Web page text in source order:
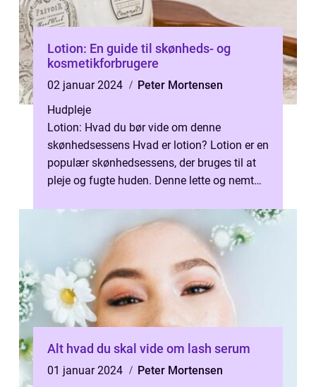
Lotion: En guide til skønheds- og
kosmetikforbrugere
02 januar 2024
Peter Mortensen
Hudpleje
Lotion: Hvad du bør vide om denne
skønhedsessens Hvad er lotion? Lotion er en
populær skønhedsessens, der bruges til at
pleje og fugte huden. Denne lette og nemt
Alt hvad du skal vide om lash serum
01 januar 2024
Peter Mortensen